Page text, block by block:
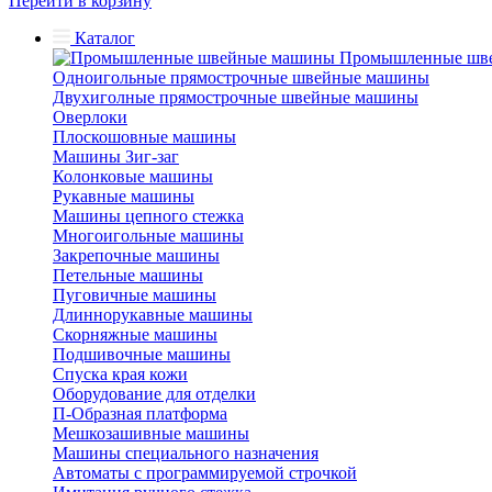
Каталог
Промышленные
Одноигольные прямострочные швейные машины
Двухиголные прямострочные швейные машины
Оверлоки
Плоскошовные машины
Машины Зиг-заг
Колонковые машины
Рукавные машины
Машины цепного стежка
Многоигольные машины
Закрепочные машины
Петельные машины
Пуговичные машины
Длиннорукавные машины
Скорняжные машины
Подшивочные машины
Спуска края кожи
Оборудование для отделки
П-Образная платформа
Мешкозашивные машины
Машины специального назначения
Автоматы с программируемой строчкой